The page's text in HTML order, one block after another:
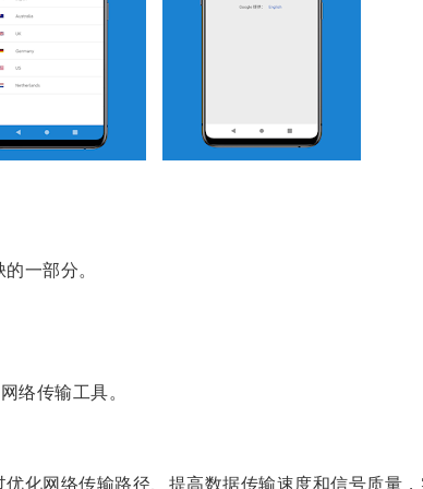
一部分。
络传输工具。
网络传输路径、提高数据传输速度和信号质量，